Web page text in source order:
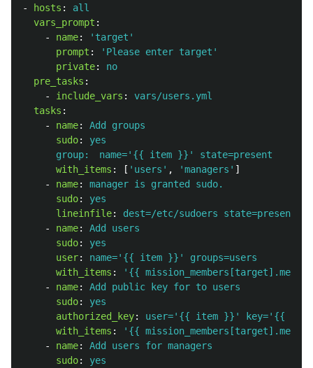
- hosts :
all
vars_prompt :
-
name: ' target'
prompt : ' Please enter target'
private:
no
pre_tasks :
-
include_vars :
vars/users.yml
tasks :
-
name:
Add groups
sudo:
yes
group:　name='{{ item }}' state=present
with_items : [ ' users' , 'managers' ]
-
name:
manager is granted sudo.
sudo:
yes
lineinfile:
dest=/etc/sudoers state=present
-
name:
Add users
sudo:
yes
user:
name='{{ item }}' groups=users
with_items : ' {{
-
name:
Add public key for to users
sudo:
yes
authorized_key:
user='{{ item }}' key='{{
with_items : ' {{
-
name:
Add users for managers
sudo: yes